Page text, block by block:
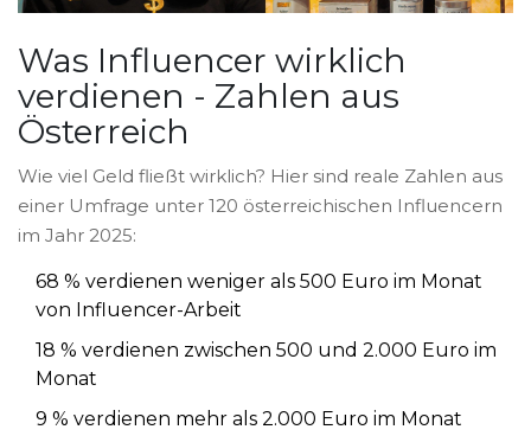
Was Influencer wirklich
verdienen - Zahlen aus
Österreich
Wie viel Geld fließt wirklich? Hier sind reale Zahlen aus
einer Umfrage unter 120 österreichischen Influencern
im Jahr 2025:
68 % verdienen weniger als 500 Euro im Monat
von Influencer-Arbeit
18 % verdienen zwischen 500 und 2.000 Euro im
Monat
9 % verdienen mehr als 2.000 Euro im Monat